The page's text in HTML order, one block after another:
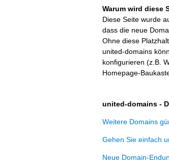
Warum wird diese
Diese Seite wurde
dass die neue
Ohne diese
united-domains
konfigurieren (z.B.
Homepage-
united-domains -
Weitere Domains
Gehen Sie einfach
Neue Domain-